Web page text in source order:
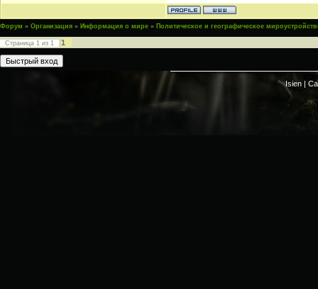
Форум » Организация » Информация о мире » Политическое и географическое
Страница 1 из 1 1
Isien |